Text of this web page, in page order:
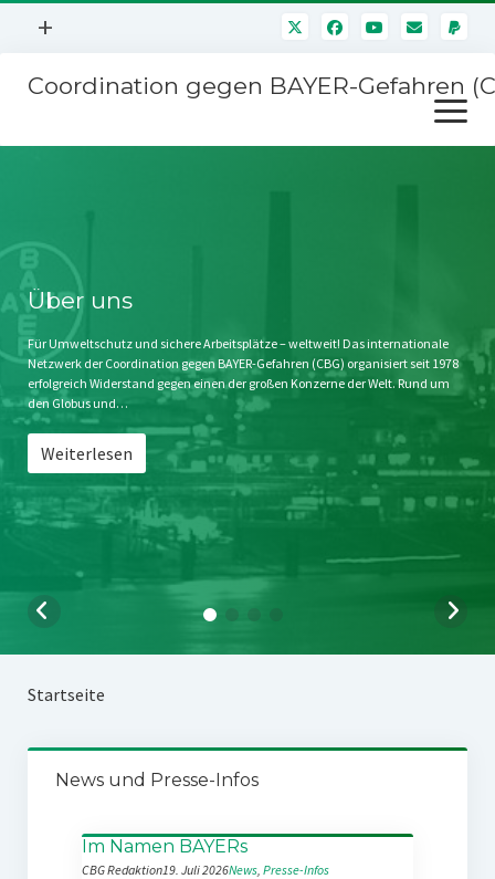
Menü
+
Mitmachen
Kontakt
Impressum
Störfälle
Coordination gegen BAYER-Gefahren
Menü
öffnen
Stichwort BAYER
Jahrestagung
SPENDEN
Über uns
Für Umweltschutz und sichere Arbeitsplätze – weltweit! Das internationale
Netzwerk der Coordination gegen BAYER-Gefahren (CBG) organisiert seit 1978
erfolgreich Widerstand gegen einen der großen Konzerne der Welt. Rund um
den Globus und…
Weiterlesen
Startseite
News und Presse-Infos
Im Namen BAYERs
CBG Redaktion19. Juli 2026News, Presse-Infos